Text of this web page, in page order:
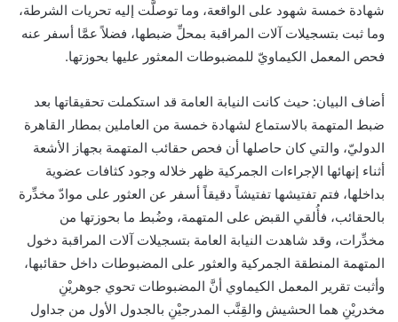
شهادة خمسة شهود على الواقعة، وما توصلَّت إليه تحريات الشرطة،
وما ثبت بتسجيلات آلات المراقبة بمحلِّ ضبطها، فضلاً عمَّا أسفر عنه
فحص المعمل الكيماويّ للمضبوطات المعثور عليها بحوزتها.
أضاف البيان: حيث كانت النيابة العامة قد استكملت تحقيقاتها بعد
ضبط المتهمة بالاستماع لشهادة خمسة من العاملين بمطار القاهرة
الدوليّ، والتي كان حاصلها أن فحص حقائب المتهمة بجهاز الأشعة
أثناء إنهائها الإجراءات الجمركية ظهر خلاله وجود كثافات عضوية
بداخلها، فتم تفتيشها تفتيشاً دقيقاً أسفر عن العثور على موادّ مخدِّرة
بالحقائب، فأُلقي القبض على المتهمة، وضُبط ما بحوزتها من
مخدِّرات، وقد شاهدت النيابة العامة بتسجيلات آلات المراقبة دخول
المتهمة المنطقة الجمركية والعثور على المضبوطات داخل حقائبها،
وأثبت تقرير المعمل الكيماوي أنَّ المضبوطات تحوي جوهريْنِ
مخدريْنِ هما الحشيش والقِنَّب المدرجيْنِ بالجدول الأول من جداول